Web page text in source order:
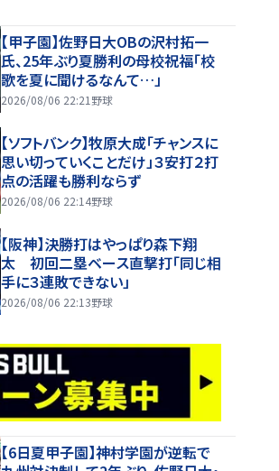
【甲子園】佐野日大ОBの沢村拓一
氏、25年ぶり夏勝利の母校祝福「校
歌を夏に聞けるなんて…」
2026/08/06 22:21 野球
【ソフトバンク】牧原大成「チャンスに
思い切っていくことだけ」３安打２打
点の活躍も勝利ならず
2026/08/06 22:14野球
【阪神】決勝打はやっぱり森下翔
太 初回二塁ベース直撃打「同じ相
手に３連敗できない」
2026/08/06 22:13野球
【6日夏甲子園】神村学園が逆転で